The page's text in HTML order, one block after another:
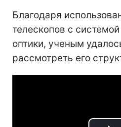
Благодаря
телескопов с
оптики, ученым
рассмотреть его